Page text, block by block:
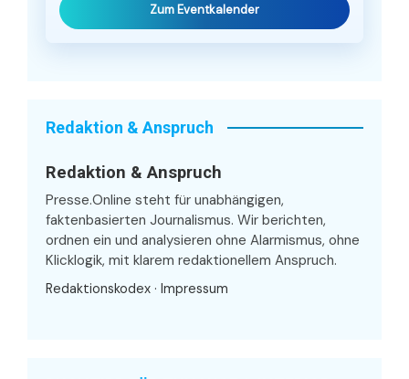
Zum Eventkalender
Redaktion & Anspruch
Redaktion & Anspruch
Presse.Online steht für unabhängigen,
faktenbasierten Journalismus. Wir berichten,
ordnen ein und analysieren ohne Alarmismus, ohne
Klicklogik, mit klarem redaktionellem Anspruch.
Redaktionskodex · Impressum